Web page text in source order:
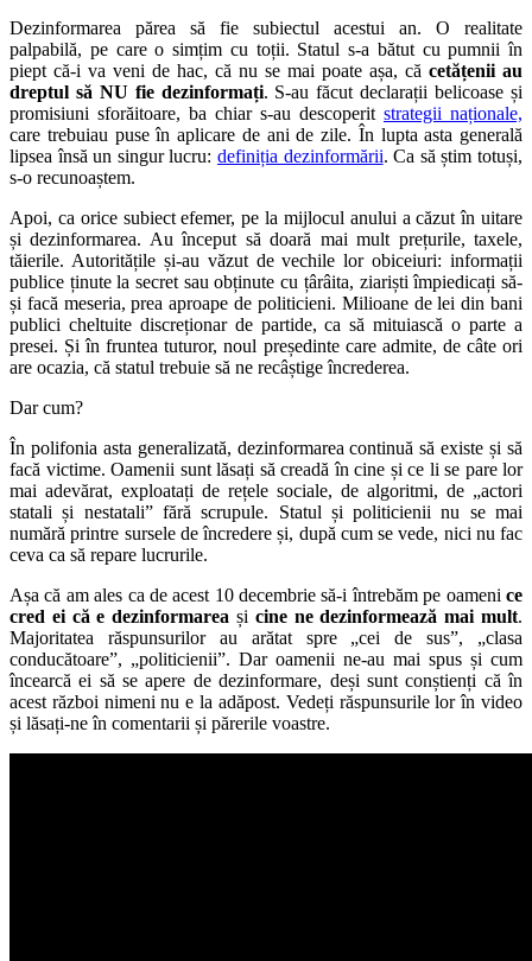
Dezinformarea părea să fie subiectul acestui an. O realitate
palpabilă, pe care o simțim cu toții. Statul s-a bătut cu pumnii în
piept că-i va veni de hac, că nu se mai poate așa, că cetățenii au
dreptul să NU fie dezinformați. S-au făcut declarații belicoase și
promisiuni sforăitoare, ba chiar s-au descoperit strategii naționale,
care trebuiau puse în aplicare de ani de zile. În lupta asta generală
lipsea însă un singur lucru: definiția dezinformării. Ca să știm totuși,
s-o recunoaștem.
Apoi, ca orice subiect efemer, pe la mijlocul anului a căzut în uitare
și dezinformarea. Au început să doară mai mult prețurile, taxele,
tăierile. Autoritățile și-au văzut de vechile lor obiceiuri: informații
publice ținute la secret sau obținute cu țârâita, ziariști împiedicați să-
și facă meseria, prea aproape de politicieni. Milioane de lei din bani
publici cheltuite discreționar de partide, ca să mituiască o parte a
presei. Și în fruntea tuturor, noul președinte care admite, de câte ori
are ocazia, că statul trebuie să ne recâștige încrederea.
Dar cum?
În polifonia asta generalizată, dezinformarea continuă să existe și să
facă victime. Oamenii sunt lăsați să creadă în cine și ce li se pare lor
mai adevărat, exploatați de rețele sociale, de algoritmi, de „actori
statali și nestatali” fără scrupule. Statul și politicienii nu se mai
numără printre sursele de încredere și, după cum se vede, nici nu fac
ceva ca să repare lucrurile.
Așa că am ales ca de acest 10 decembrie să-i întrebăm pe oameni ce
cred ei că e dezinformarea și cine ne dezinformează mai mult.
Majoritatea răspunsurilor au arătat spre „cei de sus”, „clasa
conducătoare”, „politicienii”. Dar oamenii ne-au mai spus și cum
încearcă ei să se apere de dezinformare, deși sunt conștienți că în
acest război nimeni nu e la adăpost. Vedeți răspunsurile lor în video
și lăsați-ne în comentarii și părerile voastre.